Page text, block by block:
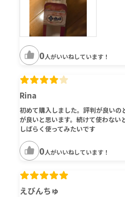
0人がいいねしています！
Rina
初めて購入しました。評判が良い
が良いと思います。続けて使わな
しばらく使ってみたいです
0人がいいねしています！
えびんちゅ